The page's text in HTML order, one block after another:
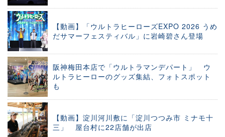
【動画】「ウルトラヒーローズEXPO 2026 うめ
だサマーフェスティバル」に岩崎碧さん登場
阪神梅田本店で「ウルトラマンデパート」 ウ
ルトラヒーローのグッズ集結、フォトスポット
も
【動画】淀川河川敷に「淀川つつみ市 ミナモ十
三」 屋台村に22店舗が出店